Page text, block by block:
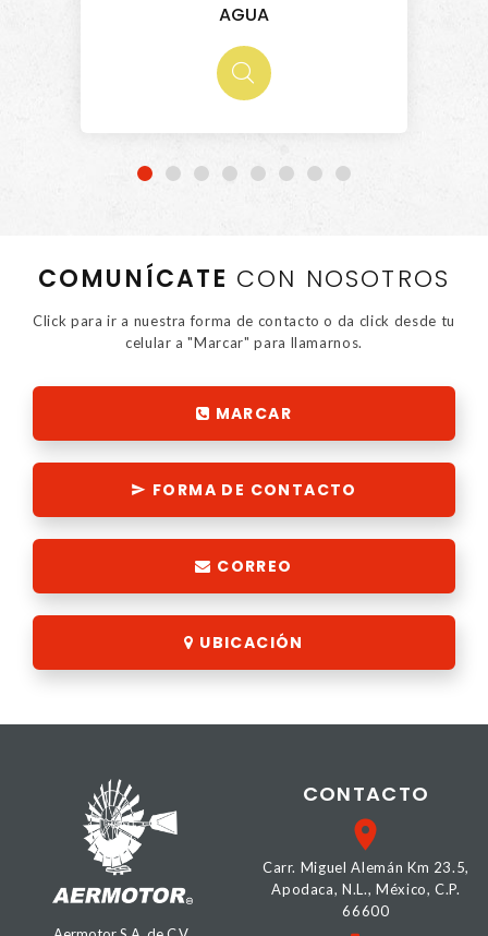
AGUA
COMUNÍCATE CON NOSOTROS
Click para ir a nuestra forma de contacto o da click desde tu
celular a "Marcar" para llamarnos.
MARCAR
FORMA DE CONTACTO
CORREO
UBICACIÓN
CONTACTO
Carr. Miguel Alemán Km 23.5,
Apodaca, N.L., México, C.P.
66600